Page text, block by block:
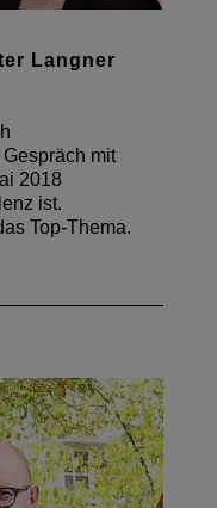
Langner
mit
2018
ist.
Top-Thema.